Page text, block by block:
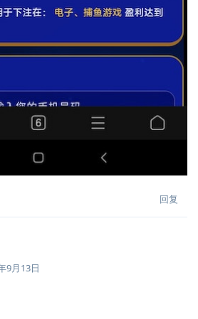
回复
9月13日